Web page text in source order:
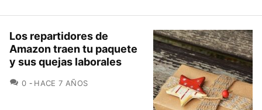
Los repartidores de
Amazon traen tu paquete
y sus quejas laborales
0 COMENTARIOS
HACE 7 AÑOS